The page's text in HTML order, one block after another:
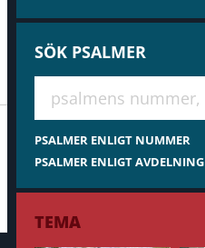
SÖK PSALMER
Hae virsiä
PSALMER ENLIGT NUMMER
PSALMER ENLIGT AVDELNING
TEMA